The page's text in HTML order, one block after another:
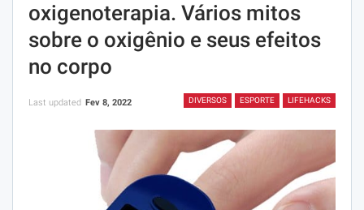
oxigenoterapia. Vários mitos
sobre o oxigênio e seus efeitos
no corpo
DIVERSOS ESPORTE LIFEHACKS
Last updated Fev 8, 2022